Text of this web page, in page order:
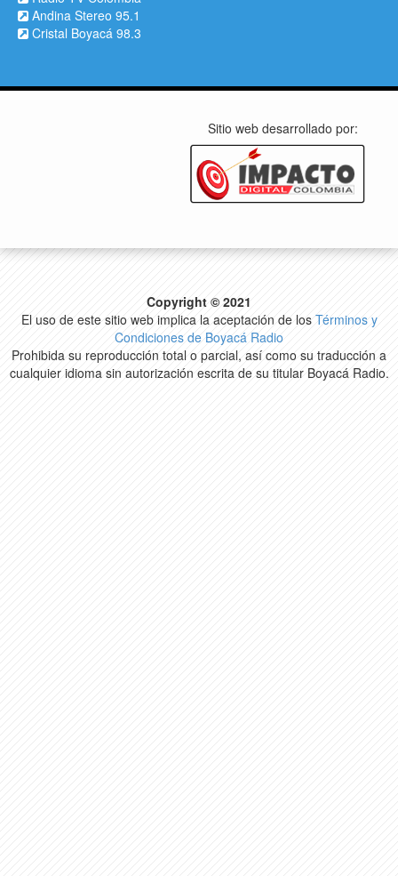
Andina Stereo 95.1
Cristal Boyacá 98.3
Sitio web desarrollado por:
Copyright © 2021
El uso de este sitio web implica la aceptación de los Términos y
Condiciones de Boyacá Radio
Prohibida su reproducción total o parcial, así como su traducción a
cualquier idioma sin autorización escrita de su titular Boyacá Radio.